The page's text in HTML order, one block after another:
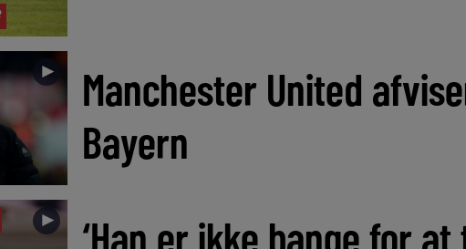
►
Manchester United
Bayern
► ‘Han er ikke bange for at